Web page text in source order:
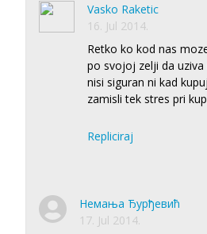
Vasko Raketic
16. Jul 2014.
Retko ko kod nas
po svojoj zelji da
nisi siguran ni kad
zamisli tek stres pri
Repliciraj
Немања Ђурђевић
17. Jul 2014.